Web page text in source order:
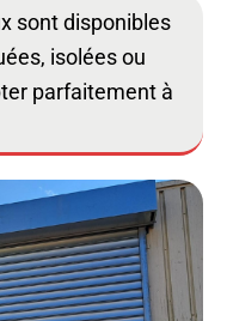
sont disponibles
isolées ou
parfaitement à